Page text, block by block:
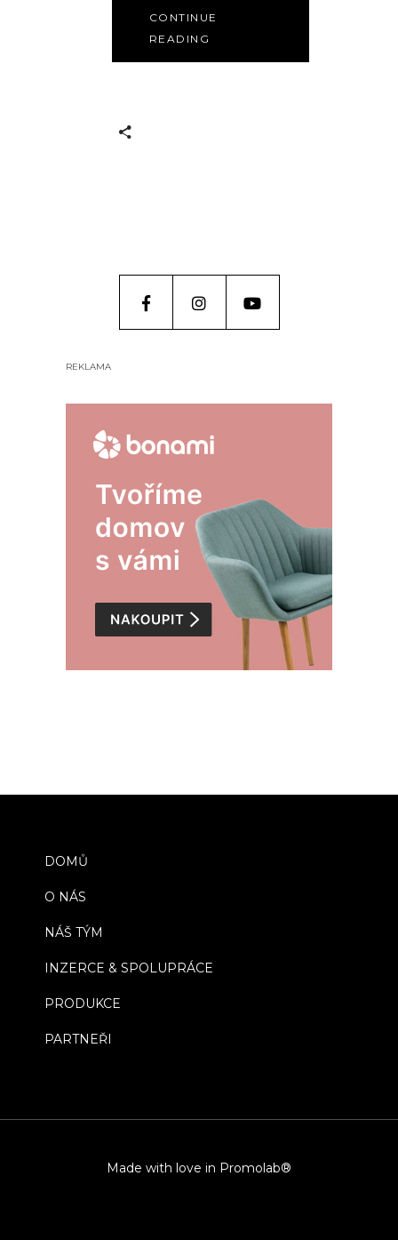
CONTINUE
READING
REKLAMA
DOMŮ
O NÁS
NÁŠ TÝM
INZERCE & SPOLUPRÁCE
PRODUKCE
PARTNEŘI
Made with love in Promolab®